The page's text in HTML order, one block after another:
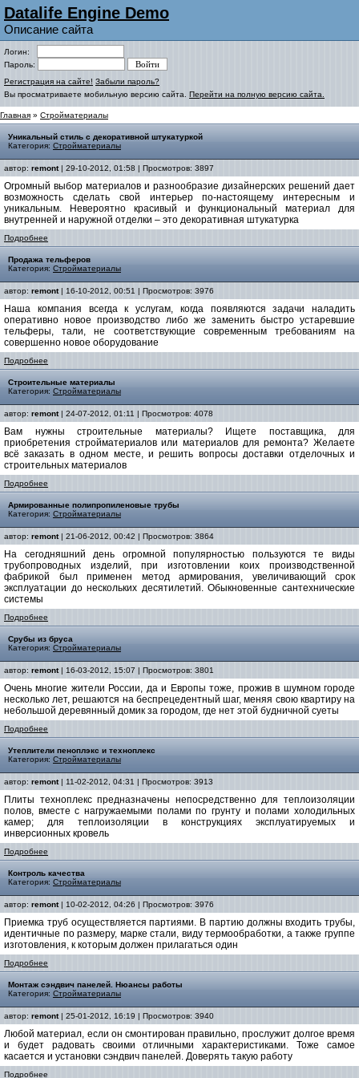
Datalife Engine Demo
Описание сайта
Логин:
Пароль:
Регистрация на сайте! Забыли пароль?
Вы просматриваете мобильную версию сайта. Перейти на полную версию сайта.
Главная » Стройматериалы
Уникальный стиль с декоративной штукатуркой
Категория: Стройматериалы
автор: remont| 29-10-2012, 01:58 | Просмотров: 3897
Огромный выбор материалов и разнообразие дизайнерских решений дает
возможность сделать свой интерьер по-настоящему интересным и
уникальным. Невероятно красивый и функциональный материал для
внутренней и наружной отделки – это декоративная штукатурка
Подробнее
Продажа тельферов
Категория: Стройматериалы
автор: remont| 16-10-2012, 00:51 | Просмотров: 3976
Наша компания всегда к услугам, когда появляются задачи наладить
оперативно новое производство либо же заменить быстро устаревшие
тельферы, тали, не соответствующие современным требованиям на
совершенно новое оборудование
Подробнее
Строительные материалы
Категория: Стройматериалы
автор: remont| 24-07-2012, 01:11 | Просмотров: 4078
Вам нужны строительные материалы? Ищете поставщика, для
приобретения стройматериалов или материалов для ремонта? Желаете
всё заказать в одном месте, и решить вопросы доставки отделочных и
строительных материалов
Подробнее
Армированные полипропиленовые трубы
Категория: Стройматериалы
автор: remont| 21-06-2012, 00:42 | Просмотров: 3864
На сегодняшний день огромной популярностью пользуются те виды
трубопроводных изделий, при изготовлении коих производственной
фабрикой был применен метод армирования, увеличивающий срок
эксплуатации до нескольких десятилетий. Обыкновенные сантехнические
системы
Подробнее
Срубы из бруса
Категория: Стройматериалы
автор: remont| 16-03-2012, 15:07 | Просмотров: 3801
Очень многие жители России, да и Европы тоже, прожив в шумном городе
несколько лет, решаются на беспрецедентный шаг, меняя свою квартиру на
небольшой деревянный домик за городом, где нет этой будничной суеты
Подробнее
Утеплители пеноплэкс и техноплекс
Категория: Стройматериалы
автор: remont| 11-02-2012, 04:31 | Просмотров: 3913
Плиты техноплекс предназначены непосредственно для теплоизоляции
полов, вместе с нагружаемыми полами по грунту и полами холодильных
камер; для теплоизоляции в конструкциях эксплуатируемых и
инверсионных кровель
Подробнее
Контроль качества
Категория: Стройматериалы
автор: remont| 10-02-2012, 04:26 | Просмотров: 3976
Приемка труб осуществляется партиями. В партию должны входить трубы,
идентичные по размеру, марке стали, виду термообработки, а также группе
изготовления, к которым должен прилагаться один
Подробнее
Монтаж сэндвич панелей. Нюансы работы
Категория: Стройматериалы
автор: remont| 25-01-2012, 16:19 | Просмотров: 3940
Любой материал, если он смонтирован правильно, прослужит долгое время
и будет радовать своими отличными характеристиками. Тоже самое
касается и установки сэндвич панелей. Доверять такую работу
Подробнее